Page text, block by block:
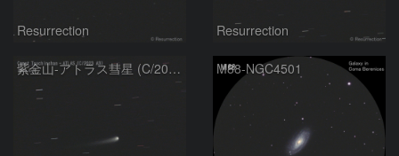
Resurrection Resurrection
紫金山-アトラス彗星 (C/2023 A3) 2024.6.5 M88-NGC4501